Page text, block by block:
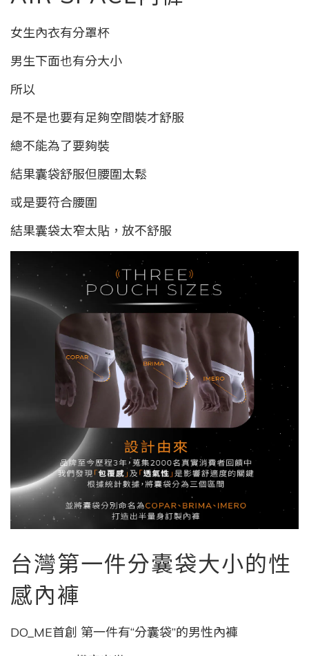
女生內衣有分罩杯
男生下面也有分大小
所以
是不是也要有足夠空間裝才舒服
總不能為了要夠裝
結果囊袋舒服但腰圍太鬆
或是要符合腰圍
結果囊袋太窄太貼，放不舒服
台灣第一件分囊袋大小的性
感內褲
DO_ME首創 第一件有“分囊袋”的男性內褲